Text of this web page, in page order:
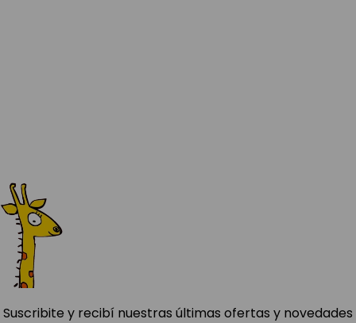
Suscribite y recibí nuestras últimas ofertas y novedades